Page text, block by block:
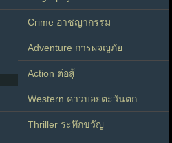
Crime อาชญากรรม
Adventure การผจญภัย
Action ต่อสู้
Western คาวบอยตะวันตก
Thriller ระทึกขวัญ